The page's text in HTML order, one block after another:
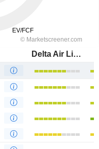
Delta Air Lines, Inc.